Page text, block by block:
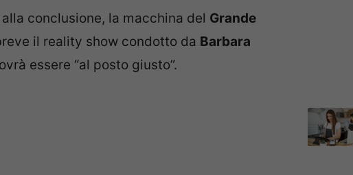
conclusione, la macchina del Grande
il reality show condotto da Barbara
essere “al posto giusto”.